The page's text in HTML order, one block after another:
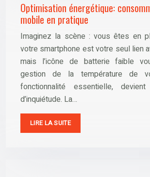
Optimisation énergétique:
mobile en pratique
Imaginez la scène : vous êtes en
votre smartphone est votre seul lien
mais l’icône de batterie faible
gestion de la température de
fonctionnalité essentielle,
d’inquiétude. La…
LIRE LA SUITE